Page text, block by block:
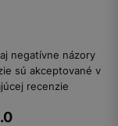
negatívne názory
sú akceptované v
recenzie